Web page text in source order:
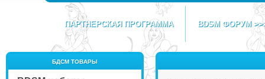
ПАРТНЕРСКАЯ ПРОГРАММА BDSM ФОРУМ
БДСМ ТОВАРЫ